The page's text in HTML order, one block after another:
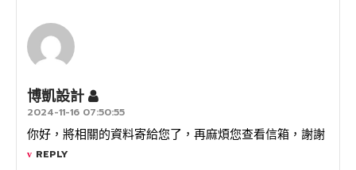
博凱設計
2024-11-16 07:50:55
你好，將相關的資料寄給您了，再麻煩您查看信箱，謝謝
REPLY